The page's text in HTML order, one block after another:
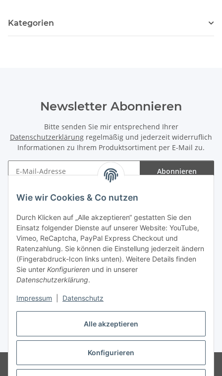
Alle akzeptieren
Konfigurieren
Wie wir Cookies & Co nutzen
Durch Klicken auf „Alle akzeptieren“ gestatten Sie den
Einsatz folgender Dienste auf unserer Website: YouTube,
Vimeo, ReCaptcha, PayPal Express Checkout und
Ratenzahlung. Sie können die Einstellung jederzeit ändern
(Fingerabdruck-Icon links unten). Weitere Details finden
Sie unter Konfigurieren und in unserer
Datenschutzerklärung.
Impressum Datenschutz
Kategorien
Newsletter Abonnieren
Bitte senden Sie mir entsprechend Ihrer
Datenschutzerklärung regelmäßig und jederzeit widerruflich
Informationen zu Ihrem Produktsortiment per E-Mail zu.
Abonnieren
Gesetzliche Informationen
Vertrag widerrufen
* Gemäß §19 UStG wird keine Umsatzsteuer berechnet, zzgl.Versand
© Wohlgefühl für Körper & Seele by Sabine Werner Besucherzähler: